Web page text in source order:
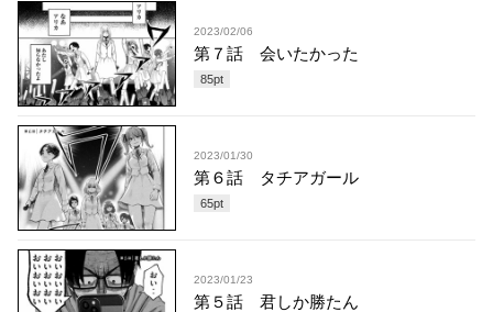
2023/02/06
第７話 会いたかった
85pt
2023/01/30
第６話 タチアガール
65pt
2023/01/23
第５話 君しか勝たん